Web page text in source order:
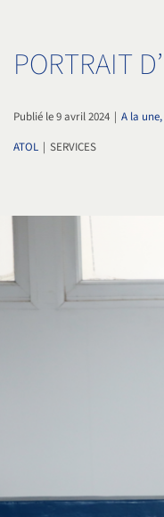
PORTRAIT
Publié le 9 avril 2024 | A la
ATOL | SERVICES